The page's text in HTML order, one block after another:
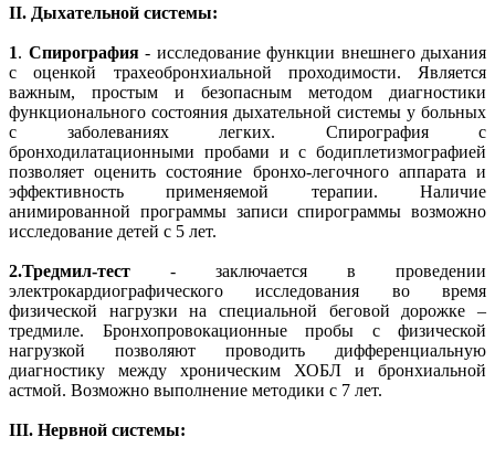
II. Дыхательной системы:
1. Спирография - исследование функции внешнего дыхания
с оценкой трахеобронхиальной проходимости. Является
важным, простым и безопасным методом диагностики
функционального состояния дыхательной системы у больных
с заболеваниях легких. Спирография с
бронходилатационными пробами и с бодиплетизмографией
позволяет оценить состояние бронхо-легочного аппарата и
эффективность применяемой терапии. Наличие
анимированной программы записи спирограммы возможно
исследование детей с 5 лет.
2.Тредмил-тест - заключается в проведении
электрокардиографического исследования во время
физической нагрузки на специальной беговой дорожке –
тредмиле. Бронхопровокационные пробы с физической
нагрузкой позволяют проводить дифференциальную
диагностику между хроническим ХОБЛ и бронхиальной
астмой. Возможно выполнение методики с 7 лет.
III. Нервной системы: